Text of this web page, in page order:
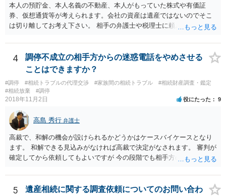
本人の預貯金、本人名義の不動産、本人がもっていた株式や有価証
券、仮想通貨等が考えられます。会社の資産は遺産ではないのでそこ
は切り離してお考え下さい。 相手の弁護士や税理士に頼んでも守秘義
意に開示を求め、応じなければ「調査嘱託」という手続きを使って銀
行等に照会をかけることになるでしょう。 不動産は、相続登記が済ん
でいなければ市役所ないし区役所に、お子様と義父様のつながりがわ
かる戸籍一式を揃えてもちこみ、「名寄せ」という手続きをすると、
分かると思います。遺産分割協議書の偽造等により既に相続登記され
てしまっている場合は、住所などに当たりをつけて登記名義を調べて
すが、現代では、各々が自由に価格設定をしていますので、特に相場
はお示しできません。ただし、かつて日本弁護士連合会が設けていた
報酬基準を踏まえて価格設定している弁護士は一定数いると思います
ので、それが一応の目安となるでしょう。
4
調停不成立の相手方からの迷惑電話をやめさせる
ことはできますか？
#調停 #相続トラブルの代理交渉 #家族間の相続トラブル
#相続財産調査・鑑定
#相続放棄
#調停
2018年11月2日 役にたった 9
高島 秀行 弁護士
高裁で、和解の機会が設けられるかどうかはケースバイケースとなり
ます。 和解できる見込みがなければ高裁で決定がなされます。 審判が
確定してから依頼してもよいですが 今の段階でも相手方の連絡が迷惑
5
遺産相続に関する調査依頼についてのお問い合わ